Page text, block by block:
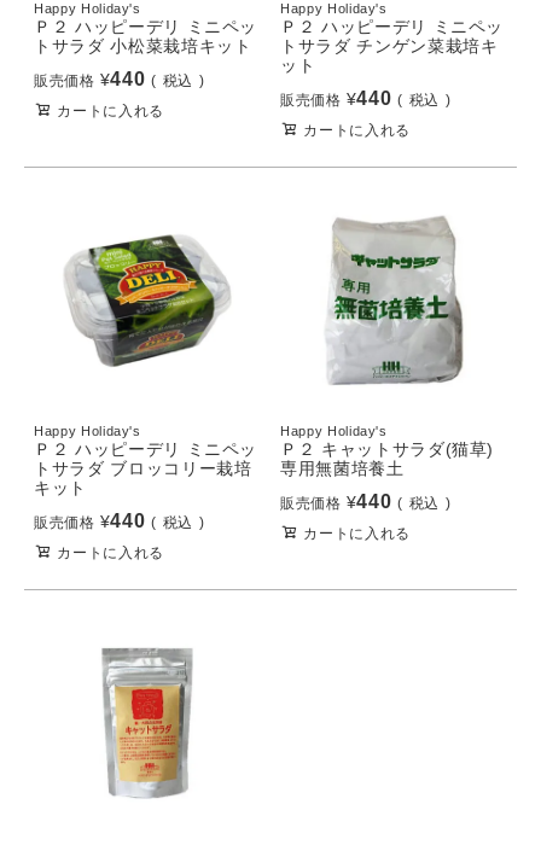
Happy Holiday's
Ｐ２ ハッピーデリ ミニペッ
トサラダ 小松菜栽培キット
販売価格 ¥440
税込
カートに入れる
Happy Holiday's
Ｐ２ ハッピーデリ ミニペッ
トサラダ チンゲン菜栽培キ
ット
販売価格 ¥440
税込
カートに入れる
Happy Holiday's
Ｐ２ ハッピーデリ ミニペッ
トサラダ ブロッコリー栽培
キット
販売価格 ¥440
税込
カートに入れる
Happy Holiday's
Ｐ２ キャットサラダ(猫草)
専用無菌培養土
販売価格 ¥440
税込
カートに入れる